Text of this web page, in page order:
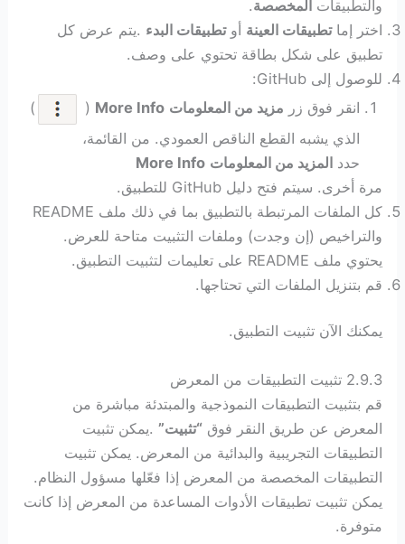
والتطبيقات المخصصة.
اختر إماتطبيقات العينة أوتطبيقات البدء .يتم عرض كل
تطبيق على شكل بطاقة تحتوي على وصف.
للوصول إلى GitHub:
انقر فوق زر مزيد من المعلومات More Info
(
)
الذي يشبه القطع الناقص العمودي. من القائمة،
حدد المزيد من المعلومات More Info
مرة أخرى. سيتم فتح دليل GitHub للتطبيق.
كل الملفات المرتبطة بالتطبيق بما في ذلك ملف README
والتراخيص (إن وجدت) وملفات التثبيت متاحة للعرض.
يحتوي ملف README على تعليمات لتثبيت التطبيق.
قم بتنزيل الملفات التي تحتاجها.
يمكنك الآن تثبيت التطبيق.
2.9.3 تثبيت التطبيقات من المعرض
قم بتثبيت التطبيقات النموذجية والمبتدئة مباشرة من
المعرض عن طريق النقر فوق“تثبيت” .يمكن تثبيت
التطبيقات التجريبية والبدائية من المعرض. يمكن تثبيت
التطبيقات المخصصة من المعرض إذا فعّلها مسؤول النظام.
يمكن تثبيت تطبيقات الأدوات المساعدة من المعرض إذا كانت
متوفرة.